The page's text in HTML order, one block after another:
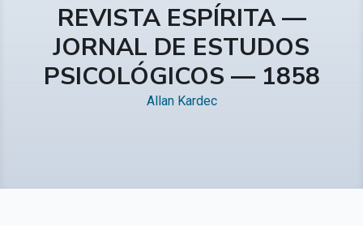
REVISTA ESPÍRITA —
JORNAL DE ESTUDOS
PSICOLÓGICOS — 1858
Allan Kardec